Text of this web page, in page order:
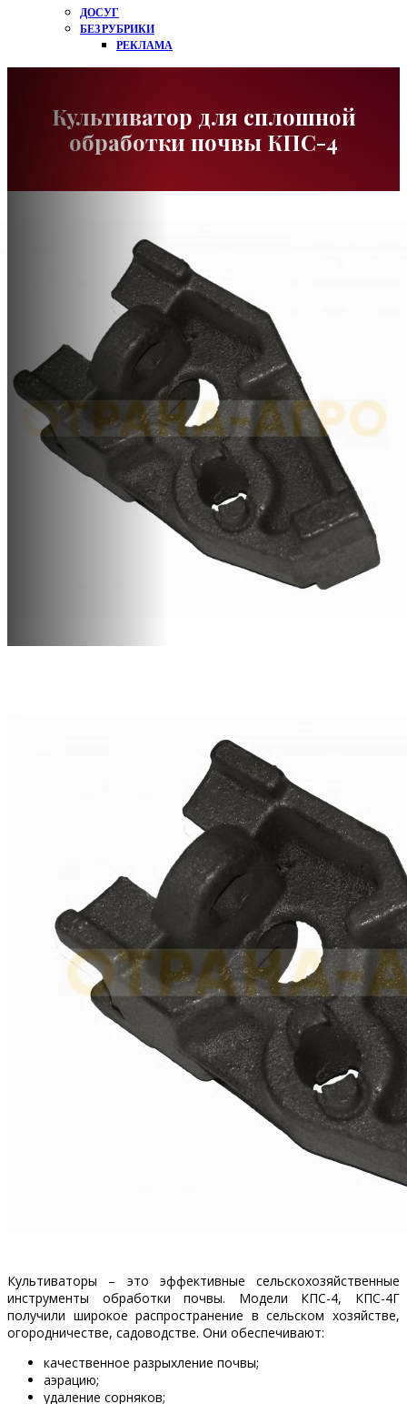
ДОСУГ
БЕЗ РУБРИКИ
РЕКЛАМА
Культиватор для сплошной
обработки почвы КПС-4
Культиваторы – это эффективные сельскохозяйственные
инструменты обработки почвы. Модели КПС-4, КПС-4Г
получили широкое распространение в сельском хозяйстве,
огородничестве, садоводстве. Они обеспечивают:
качественное разрыхление почвы;
аэрацию;
удаление сорняков;